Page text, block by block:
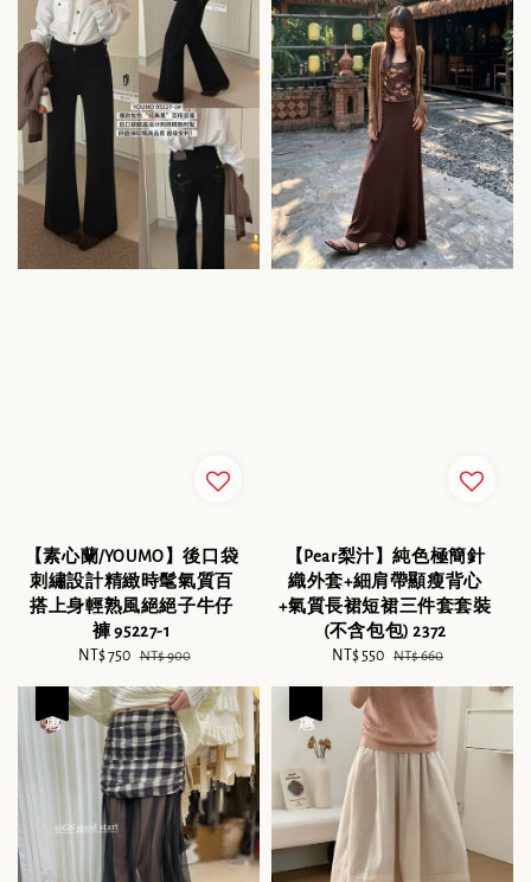
【素心蘭/YOUMO】後口袋
刺繡設計精緻時髦氣質百
搭上身輕熟風絕絕子牛仔
褲 95227-1
Sale
NT$ 750 Regular
NT$ 900
【Pear梨汁】純色極簡針
織外套+細肩帶顯瘦背心
+氣質長裙短裙三件套套裝
(不含包包) 2372
Sale
NT$ 550 Regular
NT$ 660